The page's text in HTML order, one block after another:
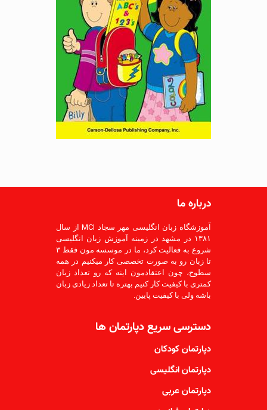
درباره ما
آموزشگاه زبان انگلیسی مهر سجاد MCI از سال
۱۳۸۱ در مشهد در زمینه آموزش زبان انگلیسی
شروع به فعالیت کرد، ما در موسسه مون فقط ۳
تا زبان رو به صورت تخصصی کار میکنیم در همه
سطوح، چون اعتقادمون اینه که رو تعداد زبان
کمتری با کیفیت کار کنیم بهتره تا تعداد زیادی زبان
باشه ولی با کیفیت پایین.
دسترسی سریع دپارتمان ها
دپارتمان کودکان
دپارتمان انگلیسی
دپارتمان عربی